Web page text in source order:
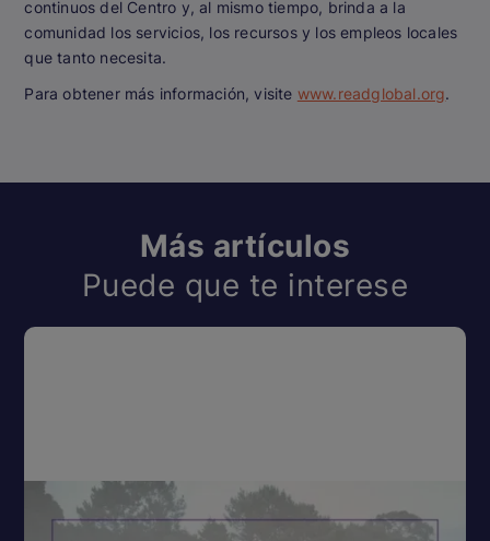
continuos del Centro y, al mismo tiempo, brinda a la
comunidad los servicios, los recursos y los empleos locales
que tanto necesita.
Para obtener más información, visite www.readglobal.org.
Más artículos
Puede que te interese